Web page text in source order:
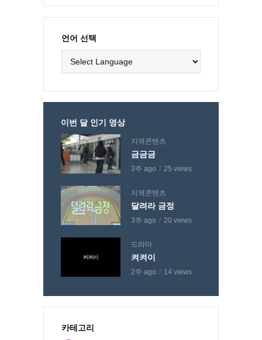
언어 선택
이번 달 인기 영상
지역콘텐츠
금금금
3주 ago 25 views
지역콘텐츠
달려라 금정
3주 ago 20 views
드라마
켜켜이
2주 ago 14 views
카테고리